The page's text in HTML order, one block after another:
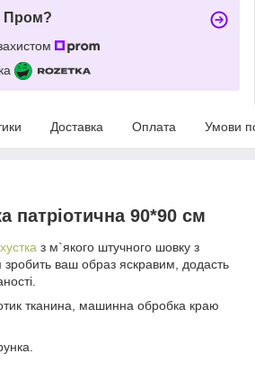
Пром?
Доставка Оплата Умови
патріотична 90*90 см
хустка з м`якого штучного шовку з
зробить ваш образ яскравим, додасть
тканина, машинна обробка краю